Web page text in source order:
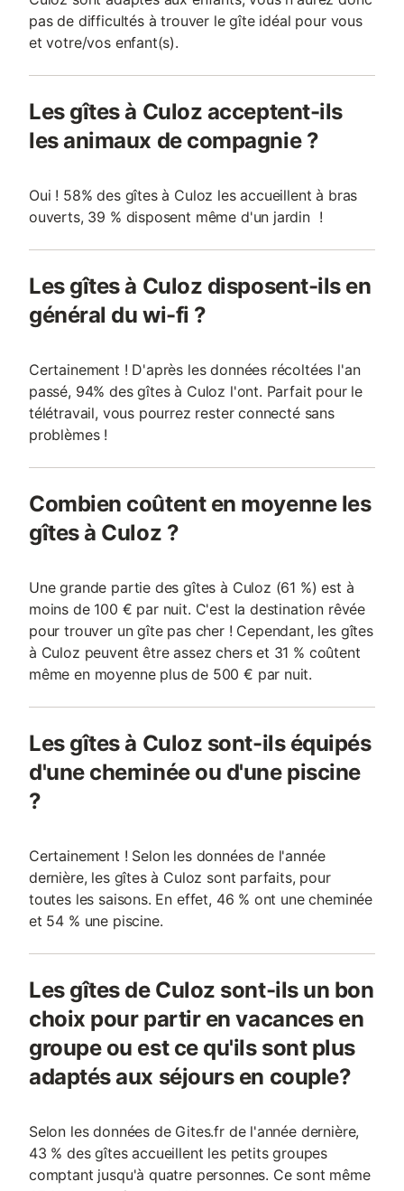
pas de difficultés à trouver le gîte idéal pour vous
et votre/vos enfant(s).
Les gîtes à Culoz acceptent-ils
les animaux de compagnie ?
Oui ! 58% des gîtes à Culoz les accueillent à bras
ouverts, 39 % disposent même d'un jardin !
Les gîtes à Culoz disposent-ils en
général du wi-fi ?
Certainement ! D'après les données récoltées l'an
passé, 94% des gîtes à Culoz l'ont. Parfait pour le
télétravail, vous pourrez rester connecté sans
problèmes !
Combien coûtent en moyenne les
gîtes à Culoz ?
Une grande partie des gîtes à Culoz (61 %) est à
moins de 100 € par nuit. C'est la destination rêvée
pour trouver un gîte pas cher ! Cependant, les gîtes
à Culoz peuvent être assez chers et 31 % coûtent
même en moyenne plus de 500 € par nuit.
Les gîtes à Culoz sont-ils équipés
d'une cheminée ou d'une piscine
?
Certainement ! Selon les données de l'année
dernière, les gîtes à Culoz sont parfaits, pour
toutes les saisons. En effet, 46 % ont une cheminée
et 54 % une piscine.
Les gîtes de Culoz sont-ils un bon
choix pour partir en vacances en
groupe ou est ce qu'ils sont plus
adaptés aux séjours en couple?
Selon les données de Gites.fr de l'année dernière,
43 % des gîtes accueillent les petits groupes
comptant jusqu'à quatre personnes. Ce sont même